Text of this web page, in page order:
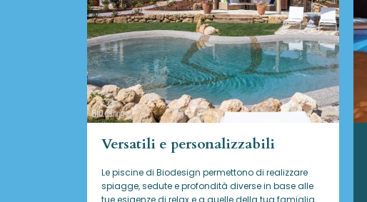
Versatili e personalizzabili
Le piscine di Biodesign permettono di realizzare
spiagge, sedute e profondità diverse in base alle
tue esigenze di relax e a quelle della tua famiglia.